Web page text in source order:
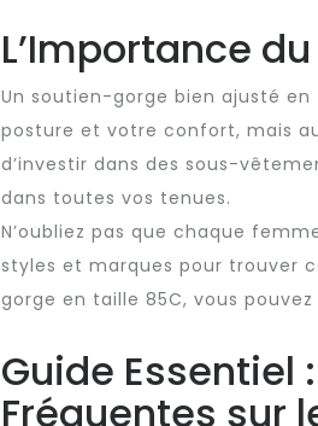
L’Importance
Un soutien-gorge bien ajusté
posture et votre confort, mais
d’investir dans des sous-
dans toutes vos tenues.
N’oubliez pas que chaque
styles et marques pour trouver
gorge en taille 85C, vous
Guide Essentiel
Fréquentes sur